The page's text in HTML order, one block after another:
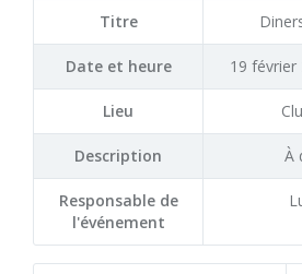
Titre
Date et heure 19 février
Lieu
Description À
Responsable de
l'événement